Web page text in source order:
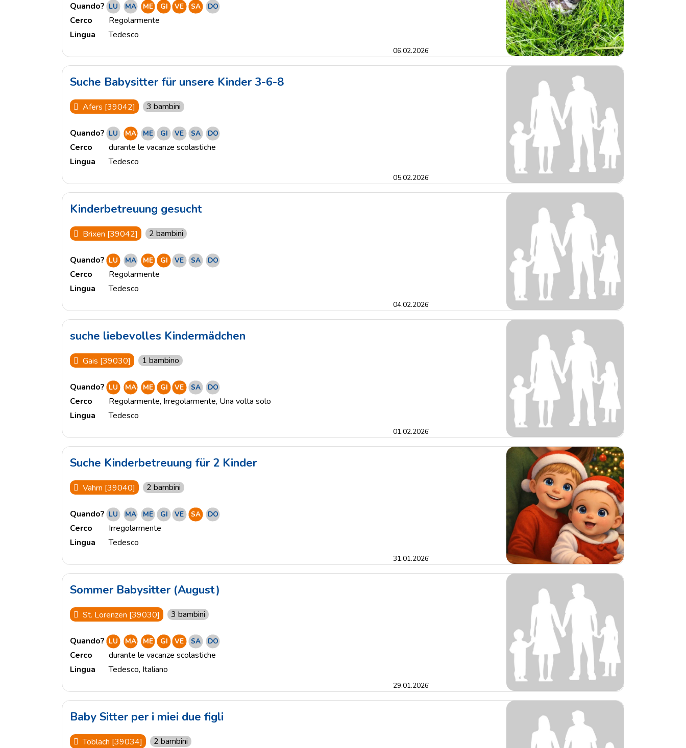
Quando? LU MA ME GI VE SA DO
Cerco
Regolarmente
Lingua
Tedesco
06.02.2026
Suche Babysitter für unsere Kinder 3-6-8
Afers [39042] 3 bambini
Quando? LU MA ME GI VE SA DO
Cerco
durante le vacanze scolastiche
Lingua
Tedesco
05.02.2026
Kinderbetreuung gesucht
Brixen [39042] 2 bambini
Quando? LU MA ME GI VE SA DO
Cerco
Regolarmente
Lingua
Tedesco
04.02.2026
suche liebevolles Kindermädchen
Gais [39030] 1 bambino
Quando? LU MA ME GI VE SA DO
Cerco Regolarmente, Irregolarmente, Una volta solo
Lingua
Tedesco
01.02.2026
Suche Kinderbetreuung für 2 Kinder
Vahrn [39040] 2 bambini
Quando? LU MA ME GI VE SA DO
Cerco
Irregolarmente
Lingua
Tedesco
31.01.2026
Sommer Babysitter (August)
St. Lorenzen [39030] 3 bambini
Quando? LU MA ME GI VE SA DO
Cerco
durante le vacanze scolastiche
Lingua
Tedesco, Italiano
29.01.2026
Baby Sitter per i miei due figli
Toblach [39034] 2 bambini